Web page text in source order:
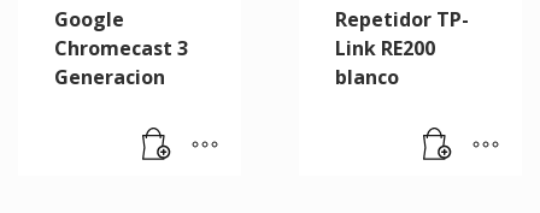
Google
Chromecast 3
Generacion
Repetidor TP-
Link RE200
blanco